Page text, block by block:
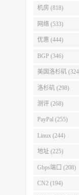
机房 (818)
网络 (533)
优惠 (444)
BGP (346)
美国洛杉矶
洛杉矶 (298)
测评 (268)
PayPal (255)
Linux (244)
地址 (225)
Gbps端口 (208)
CN2 (194)